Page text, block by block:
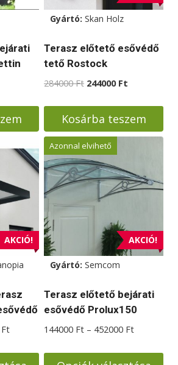
Gyártó: Skan Holz
Terasz előtető esővédő
tető Rostock
284000Ft Original
was:
284000 Ft.
244000 Ft
is:
244000 Ft.
Kosárba teszem
AKCIÓ!
FtÁrtartomány:
-
AKCIÓ!
Azonnal elvihető
Gyártó: Semcom
Terasz előtető bejárati
esővédő Prolux150
144000 Ft – 452000 Ft
-